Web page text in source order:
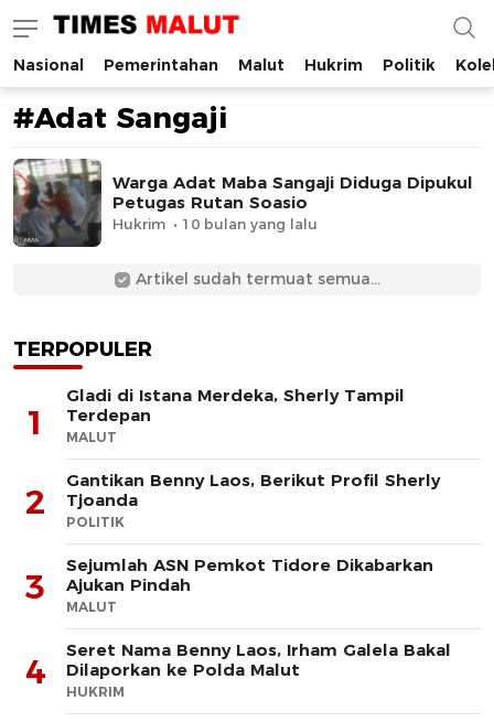
Times Malut
Berita Maluku Utara Terbaru
Nasional Pemerintahan Malut Hukrim Politik
#Adat Sangaji
Warga Adat Maba Sangaji Diduga Dipukul
Petugas Rutan Soasio
Hukrim 10 bulan yang lalu
Artikel sudah termuat semua...
TERPOPULER
1
Gladi di Istana Merdeka, Sherly Tampil
Terdepan
MALUT
2
Gantikan Benny Laos, Berikut Profil Sherly
Tjoanda
POLITIK
3
Sejumlah ASN Pemkot Tidore Dikabarkan
Ajukan Pindah
MALUT
4
Seret Nama Benny Laos, Irham Galela Bakal
Dilaporkan ke Polda Malut
HUKRIM